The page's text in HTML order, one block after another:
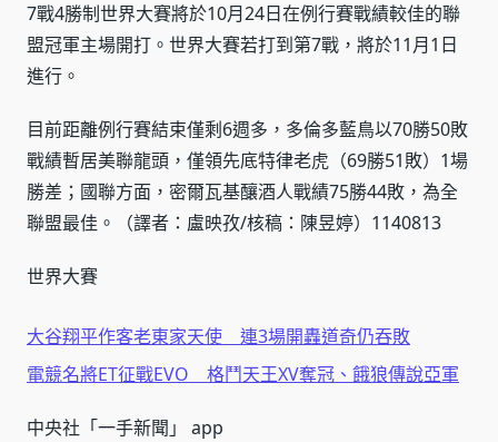
7戰4勝制世界大賽將於10月24日在例行賽戰績較佳的聯
盟冠軍主場開打。世界大賽若打到第7戰，將於11月1日
進行。
目前距離例行賽結束僅剩6週多，多倫多藍鳥以70勝50敗
戰績暫居美聯龍頭，僅領先底特律老虎（69勝51敗）1場
勝差；國聯方面，密爾瓦基釀酒人戰績75勝44敗，為全
聯盟最佳。（譯者：盧映孜/核稿：陳昱婷）1140813
世界大賽
大谷翔平作客老東家天使 連3場開轟道奇仍吞敗
電競名將ET征戰EVO 格鬥天王XV奪冠、餓狼傳說亞軍
中央社「一手新聞」 app